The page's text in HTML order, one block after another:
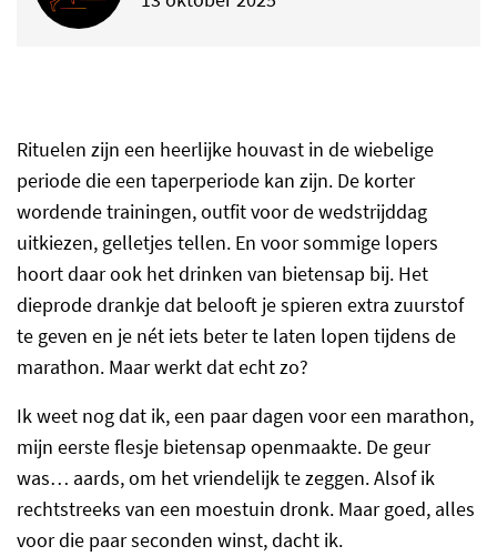
Rituelen zijn een heerlijke houvast in de wiebelige
periode die een taperperiode kan zijn. De korter
wordende trainingen, outfit voor de wedstrijddag
uitkiezen, gelletjes tellen. En voor sommige lopers
hoort daar ook het drinken van bietensap bij. Het
dieprode drankje dat belooft je spieren extra zuurstof
te geven en je nét iets beter te laten lopen tijdens de
marathon. Maar werkt dat echt zo?
Ik weet nog dat ik, een paar dagen voor een marathon,
mijn eerste flesje bietensap openmaakte. De geur
was… aards, om het vriendelijk te zeggen. Alsof ik
rechtstreeks van een moestuin dronk. Maar goed, alles
voor die paar seconden winst, dacht ik.